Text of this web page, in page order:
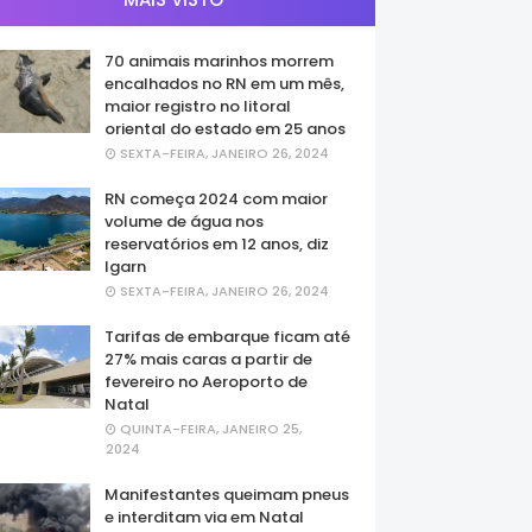
70 animais marinhos morrem
encalhados no RN em um mês,
maior registro no litoral
oriental do estado em 25 anos
SEXTA-FEIRA, JANEIRO 26, 2024
RN começa 2024 com maior
volume de água nos
reservatórios em 12 anos, diz
Igarn
SEXTA-FEIRA, JANEIRO 26, 2024
Tarifas de embarque ficam até
27% mais caras a partir de
fevereiro no Aeroporto de
Natal
QUINTA-FEIRA, JANEIRO 25,
2024
Manifestantes queimam pneus
e interditam via em Natal